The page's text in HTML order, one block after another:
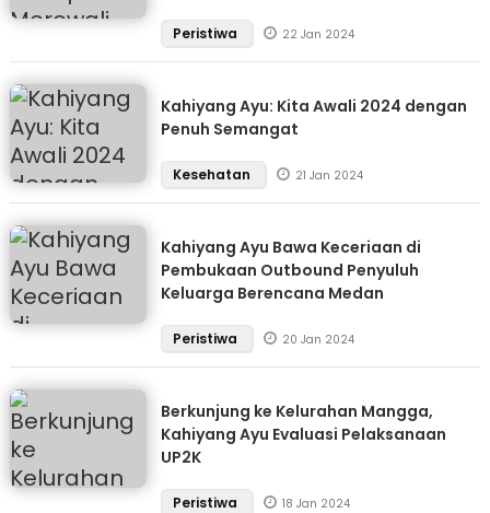
Peristiwa 22 Jan 2024
Kahiyang Ayu: Kita Awali 2024 dengan
Penuh Semangat
Kesehatan 21 Jan 2024
Kahiyang Ayu Bawa Keceriaan di
Pembukaan Outbound Penyuluh
Keluarga Berencana Medan
Peristiwa 20 Jan 2024
Berkunjung ke Kelurahan Mangga,
Kahiyang Ayu Evaluasi Pelaksanaan
UP2K
Peristiwa 18 Jan 2024